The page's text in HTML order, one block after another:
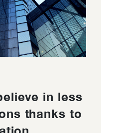
in less
thanks to